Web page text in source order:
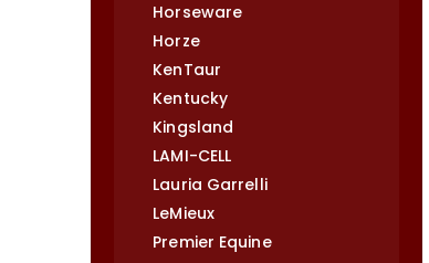
Horseware
Horze
KenTaur
Kentucky
Kingsland
LAMI-CELL
Lauria Garrelli
LeMieux
Premier Equine